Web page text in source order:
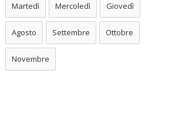
Martedì Mercoledì Giovedì
Agosto Settembre Ottobre
Novembre